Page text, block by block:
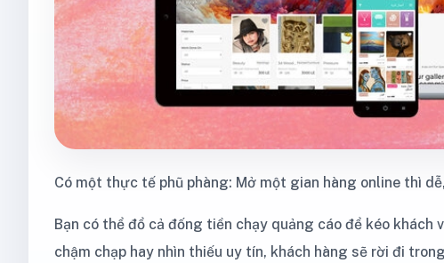
Có một thực tế phũ phàng: Mở một gian hàng online thì
Bạn có thể đổ cả đống tiền chạy quảng cáo để kéo
chậm chạp hay nhìn thiếu uy tín, khách hàng sẽ rời đi